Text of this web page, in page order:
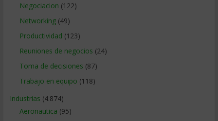
Negociacion (122)
Networking(49)
Productividad (123)
Reuniones de negocios (24)
Toma de decisiones (87)
Trabajo en equipo (118)
Industrias (4.874)
Aeronautica (95)